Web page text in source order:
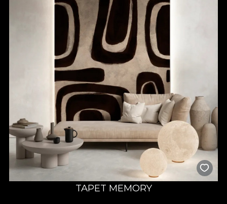
TAPET MEMORY